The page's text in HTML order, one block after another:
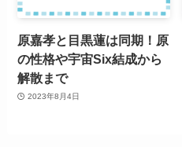
原嘉孝と目黒蓮は同期！原
の性格や宇宙Six結成から
解散まで
2023年8月4日